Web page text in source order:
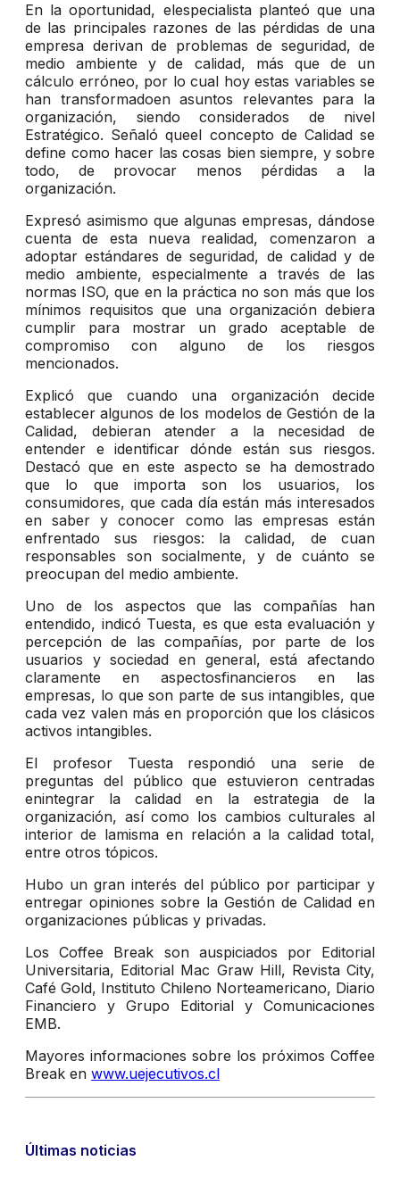
En la oportunidad, elespecialista planteó que una
de las principales razones de las pérdidas de una
empresa derivan de problemas de seguridad, de
medio ambiente y de calidad, más que de un
cálculo erróneo, por lo cual hoy estas variables se
han transformadoen asuntos relevantes para la
organización, siendo considerados de nivel
Estratégico. Señaló queel concepto de Calidad se
define como hacer las cosas bien siempre, y sobre
todo, de provocar menos pérdidas a la
organización.
Expresó asimismo que algunas empresas, dándose
cuenta de esta nueva realidad, comenzaron a
adoptar estándares de seguridad, de calidad y de
medio ambiente, especialmente a través de las
normas ISO, que en la práctica no son más que los
mínimos requisitos que una organización debiera
cumplir para mostrar un grado aceptable de
compromiso con alguno de los riesgos
mencionados.
Explicó que cuando una organización decide
establecer algunos de los modelos de Gestión de la
Calidad, debieran atender a la necesidad de
entender e identificar dónde están sus riesgos.
Destacó que en este aspecto se ha demostrado
que lo que importa son los usuarios, los
consumidores, que cada día están más interesados
en saber y conocer como las empresas están
enfrentado sus riesgos: la calidad, de cuan
responsables son socialmente, y de cuánto se
preocupan del medio ambiente.
Uno de los aspectos que las compañías han
entendido, indicó Tuesta, es que esta evaluación y
percepción de las compañías, por parte de los
usuarios y sociedad en general, está afectando
claramente en aspectosfinancieros en las
empresas, lo que son parte de sus intangibles, que
cada vez valen más en proporción que los clásicos
activos intangibles.
El profesor Tuesta respondió una serie de
preguntas del público que estuvieron centradas
enintegrar la calidad en la estrategia de la
organización, así como los cambios culturales al
interior de lamisma en relación a la calidad total,
entre otros tópicos.
Hubo un gran interés del público por participar y
entregar opiniones sobre la Gestión de Calidad en
organizaciones públicas y privadas.
Los Coffee Break son auspiciados por Editorial
Universitaria, Editorial Mac Graw Hill, Revista City,
Café Gold, Instituto Chileno Norteamericano, Diario
Financiero y Grupo Editorial y Comunicaciones
EMB.
Mayores informaciones sobre los próximos Coffee
Break en www.uejecutivos.cl
Últimas noticias